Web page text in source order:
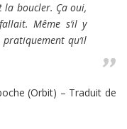
la boucler. Ça oui,
Même s’il y
qu’il
(Orbit) – Traduit de